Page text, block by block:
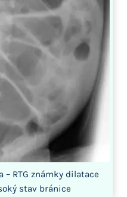
RTG známky dilatace
stav bránice